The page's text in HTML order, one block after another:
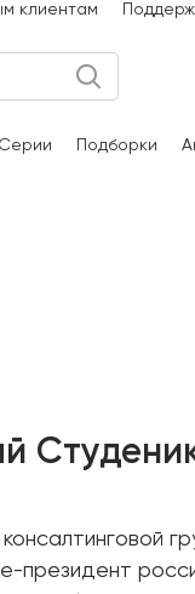
клиентам
Серии Подборки
президент